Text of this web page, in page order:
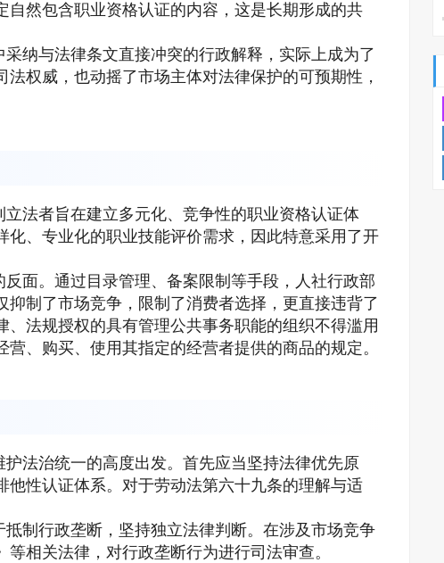
然包含职业资格认证的内容，这是长期形成的共
纳与法律条文直接冲突的行政解释，实际上成为了
权威，也动摇了市场主体对法律保护的可预期性，
法者旨在建立多元化、竞争性的职业资格认证体
、专业化的职业技能评价需求，因此特意采用了开
面。通过目录管理、备案限制等手段，人社行政部
制了市场竞争，限制了消费者选择，更直接违背了
、法规授权的具有管理公共事务职能的组织不得滥用
、购买、使用其指定的经营者提供的商品的规定。
法治统一的高度出发。首先应当坚持法律优先原
他性认证体系。对于劳动法第六十九条的理解与适
制行政垄断，坚持独立法律判断。在涉及市场竞争
相关法律，对行政垄断行为进行司法审查。